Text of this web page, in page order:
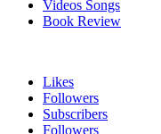
Videos Songs
Book Review
Likes
Followers
Subscribers
Followers